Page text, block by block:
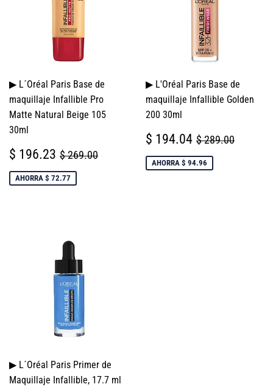
▶ L´Oréal Paris Base de
maquillaje Infallible Pro
Matte Natural Beige 105
30ml
PRECIO
DE
VENTA
$ 196.23 $
196.23
PRECIO HABITUAL
$ 269.00
AHORRA $ 72.77
▶ L'Oréal Paris Base de
maquillaje Infallible Golden
200 30ml
PRECIO
DE
VENTA
$ 194.04 $
194.04
PRECIO
$ 289.00
AHORRA $ 94.96
▶ L´Oréal Paris Primer de
Maquillaje Infallible, 17.7 ml